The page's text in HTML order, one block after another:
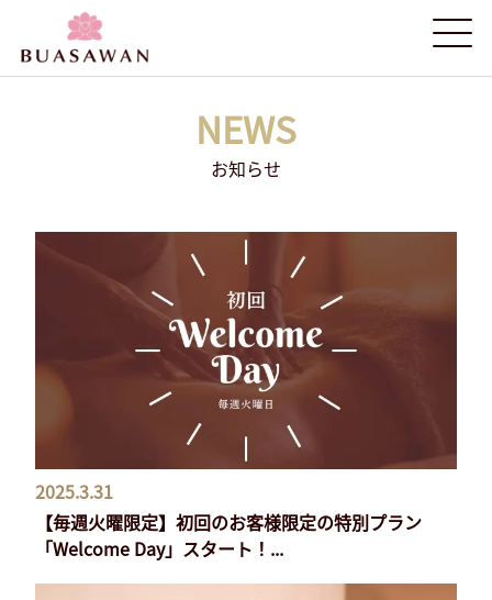
NEWS
お知らせ
2025.3.31
【毎週火曜限定】初回のお客様限定の特別プラン
「Welcome Day」スタート！...